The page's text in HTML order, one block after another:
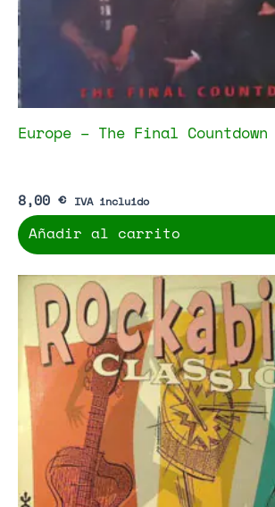
Europe – The Final Countdown
8,00 € IVA incluido
Añadir al carrito